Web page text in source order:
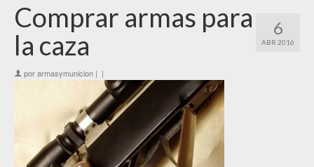
6
ABR 2016
Comprar armas para
la caza
porarmasymunicion | |